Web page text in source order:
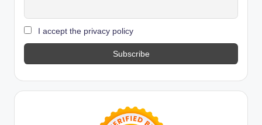
I accept the privacy policy